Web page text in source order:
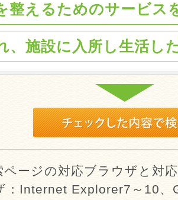
整えるためのサービス
、施設に入所し生活し
ページの対応ブラウザと対
：Internet Explorer7～10